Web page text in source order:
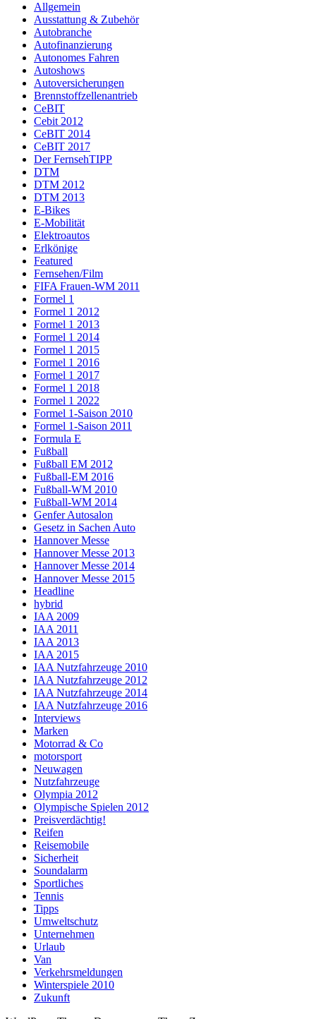
Allgemein
Ausstattung & Zubehör
Autobranche
Autofinanzierung
Autonomes Fahren
Autoshows
Autoversicherungen
Brennstoffzellenantrieb
CeBIT
Cebit 2012
CeBIT 2014
CeBIT 2017
Der FernsehTIPP
DTM
DTM 2012
DTM 2013
E-Bikes
E-Mobilität
Elektroautos
Erlkönige
Featured
Fernsehen/Film
FIFA Frauen-WM 2011
Formel 1
Formel 1 2012
Formel 1 2013
Formel 1 2014
Formel 1 2015
Formel 1 2016
Formel 1 2017
Formel 1 2018
Formel 1 2022
Formel 1-Saison 2010
Formel 1-Saison 2011
Formula E
Fußball
Fußball EM 2012
Fußball-EM 2016
Fußball-WM 2010
Fußball-WM 2014
Genfer Autosalon
Gesetz in Sachen Auto
Hannover Messe
Hannover Messe 2013
Hannover Messe 2014
Hannover Messe 2015
Headline
hybrid
IAA 2009
IAA 2011
IAA 2013
IAA 2015
IAA Nutzfahrzeuge 2010
IAA Nutzfahrzeuge 2012
IAA Nutzfahrzeuge 2014
IAA Nutzfahrzeuge 2016
Interviews
Marken
Motorrad & Co
motorsport
Neuwagen
Nutzfahrzeuge
Olympia 2012
Olympische Spielen 2012
Preisverdächtig!
Reifen
Reisemobile
Sicherheit
Soundalarm
Sportliches
Tennis
Tipps
Umweltschutz
Unternehmen
Urlaub
Van
Verkehrsmeldungen
Winterspiele 2010
Zukunft